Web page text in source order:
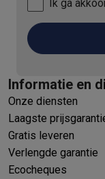
Ik ga
Informatie en
Onze diensten
Laagste
Gratis leveren
Verlengde garantie
Ecocheques